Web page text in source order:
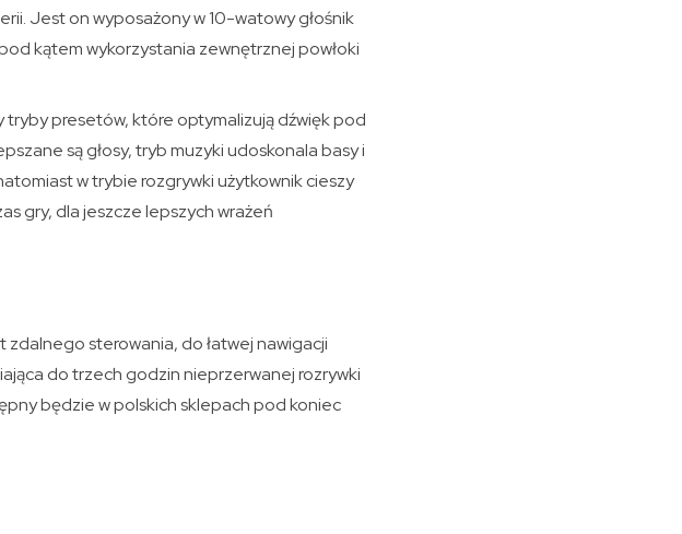
Jest on wyposażony w 10-watowy głośnik
kątem wykorzystania zewnętrznej powłoki
presetów, które optymalizują dźwięk pod
są głosy, tryb muzyki udoskonala basy i
w trybie rozgrywki użytkownik cieszy
gry, dla jeszcze lepszych wrażeń
sterowania, do łatwej nawigacji
do trzech godzin nieprzerwanej rozrywki
będzie w polskich sklepach pod koniec